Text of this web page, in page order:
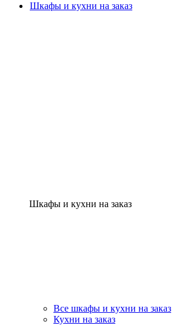
Шкафы и кухни на заказ
Шкафы и кухни на заказ
Все шкафы и кухни на заказ
Кухни на заказ